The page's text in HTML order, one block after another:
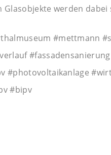
Glasobjekte werden
#mettmann
#photovoltaikanlage
#bipv